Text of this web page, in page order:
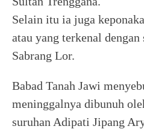
Selain itu ia juga
atau yang terkenal dengan
Sabrang Lor.
Babad Tanah Jawi
meninggalnya dibunuh
suruhan Adipati Jipang